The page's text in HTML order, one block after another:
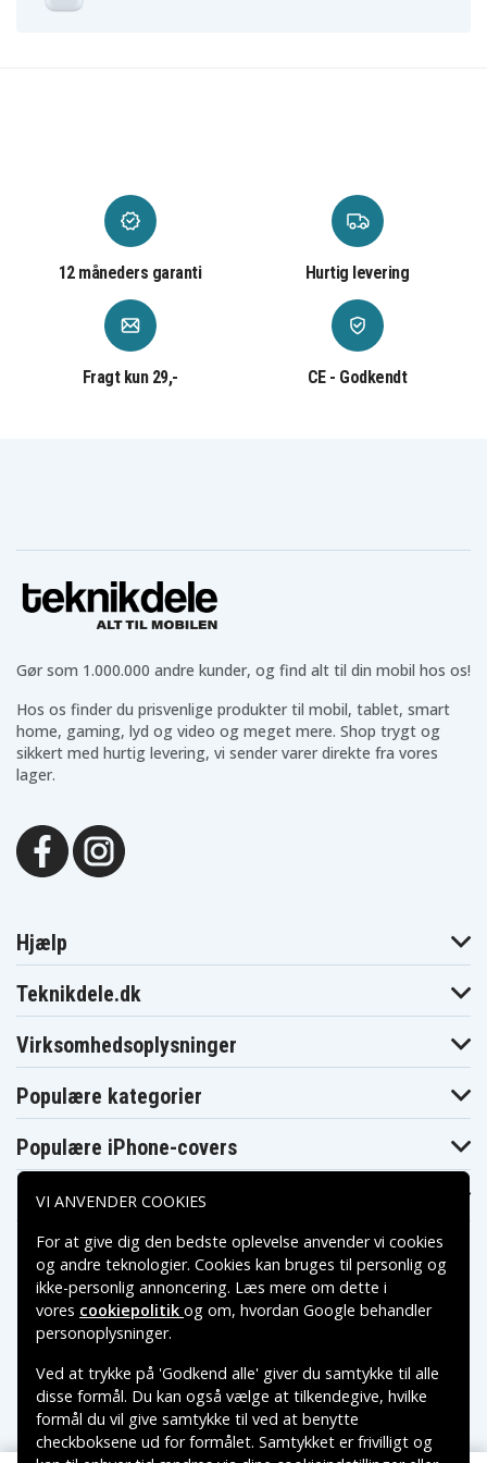
https://support.apple.com/kb/HT210711 for at få
iPadOS, watchOS 8.1 eller tvOS 15.1 eller nyere.
Egenskaber:
Forbindelse: Trådløs
Farve: Hvid
Mærke: Apple
Pakken indeholder:
Artikkelnr MPNY3DN-A
EAN / GTIN
12 måneders garanti Hurtig levering
Fragt kun 29,- CE - Godkendt
Gør som 1.000.000 andre kunder, og find alt til din mobil hos os!
Hos os finder du prisvenlige produkter til mobil, tablet, smart
home, gaming, lyd og video og meget mere. Shop trygt og
sikkert med hurtig levering, vi sender varer direkte fra vores
lager.
Hjælp
Teknikdele.dk
Virksomhedsoplysninger
Populære kategorier
Populære iPhone-covers
Populære Samsung-covers
Betalingsmuligheder
Leveringsmuligheder
VI ANVENDER COOKIES
For at give dig den bedste oplevelse anvender vi cookies
og andre teknologier. Cookies kan bruges til personlig og
ikke-personlig annoncering. Læs mere om dette i
vores cookiepolitik og om, hvordan Google behandler
personoplysninger.
Ved at trykke på 'Godkend alle' giver du samtykke til alle
disse formål. Du kan også vælge at tilkendegive, hvilke
formål du vil give samtykke til ved at benytte
checkboksene ud for formålet. Samtykket er frivilligt og